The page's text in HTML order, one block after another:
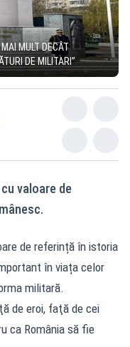
MULT DECÂT
DE MILITARI”
valoare de
de referință în istoria
în viața celor
militară.
de eroi, faţă de cei
ca România să fie